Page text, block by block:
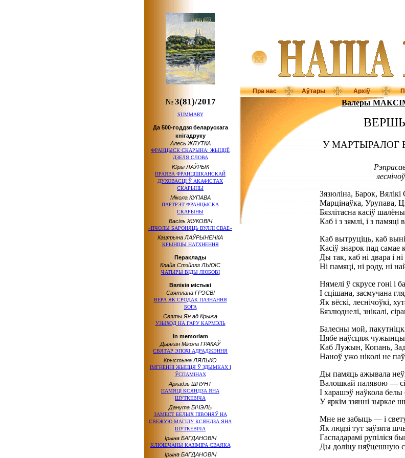
Пра нас Аўтары Архіў
№3(81)/2017
SUMMARY
Да 500-годдзя беларускага
кнігадруку
Алесь ЖЛУТКА
ФРАНЦЫСК СКАРЫНА: ЖЫЦЦЁ
ДЗЕЛЯ СЛОВА
Юры ЛАЎРЫК
ПРАЯВА ФРАНЦІШКАНСКАЙ
ДУХОВАСЦІ Ў АКАФІСТАХ
СКАРЫНЫ
Мікола КУПАВА
ПАРТРЭТ ФРАНЦЫСКА
СКАРЫНЫ
Васіль ЖУКОВІЧ
«ПЧОЛЫ БАРОНЯЦЬ ВУЛЛІ СВАЕ»
Кацярына ЛАЎРЫНЕНКА
КРЫНІЦЫ НАТХНЕННЯ
Пераклады
Клайв Стэйплз ЛЬЮІС
ЧАТЫРЫ ВІДЫ ЛЮБОВІ
Вялікія містыкі
Святлана ГРЭСВІ
ВЕРА ЯК СРОДАК ПАЗНАННЯ
БОГА
Святы Ян ад Крыжа
УЗЫХОД НА ГАРУ КАРМЭЛЬ
In memoriam
Дыякан Мікола ГРАКАЎ
СВЯТАР ЭПОХІ АДРАДЖЭННЯ
Крыстына ЛЯЛЬКО
ІМГНЕННІ ЖЫЦЦЯ Ў ЗДЫМКАХ І
ЎСПАМІНАХ
Аркадзь ШПУНТ
ПАМЯЦІ КСЯНДЗА ЯНА
ШУТКЕВІЧА
Данута БІЧЭЛЬ
ЗАМЕСТ БЕЛЫХ ПІВОНЯЎ НА
СВЕЖУЮ МАГІЛУ КСЯНДЗА ЯНА
ШУТКЕВІЧА
Ірына БАГДАНОВІЧ
КЛЮШЧАНЫ КАЗІМІРА СВАЯКА
Ірына БАГДАНОВІЧ
Валеры
У МАРТЫРАЛОГ
Зязюліна, Барок, Вялікі
Марцінаўка, Урупава,
Бязлітасна касіў
Каб і з зямлі, і з памяці
Каб вытруціць, каб
Касіў знарок пад самае
Ды так, каб ні двара і
Ні памяці, ні роду, ні
Нямелі ў скрусе гоні і
І сцішана, засмучана
Як вёскі, леснічоўкі,
Бязлюднелі, знікалі,
Балесны мой,
Цябе наўсцяж чужынцы
Каб Лужын, Копань,
Наноў ужо ніколі не
Ды памяць ажывала
Валошкай палявою —
І харашэў наўкола белы
У яркім ззянні
Мне не забыць — і
Як людзі тут заўзята
Гаспадарамі рупіліся
Ды доліцу няўцешную